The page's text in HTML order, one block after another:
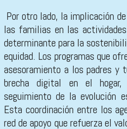
Por otro lado, la implicación
las familias en las
determinante para la
equidad. Los programas que
asesoramiento a los padres y
brecha digital en el
seguimiento de la evolución
Esta coordinación entre los
red de apoyo que refuerza el